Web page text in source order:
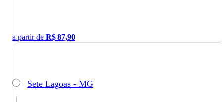
a partir de R$ 87,90
Sete Lagoas - MG